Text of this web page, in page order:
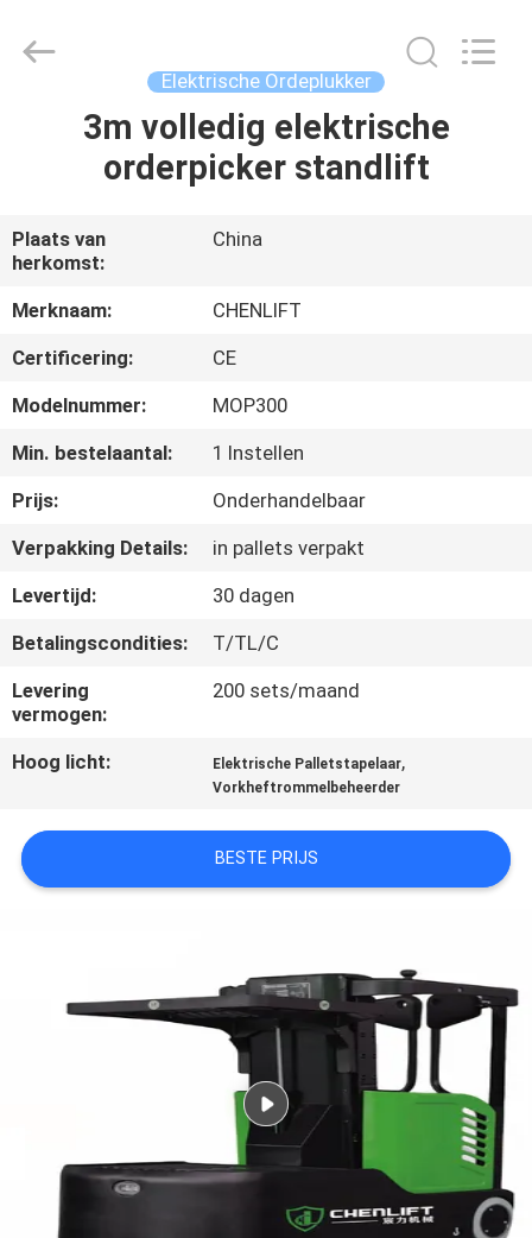
OVER
ONS
FABRIEKSTOCHT
KWALITEITSCONTROLE
NEEM
CONTACT
MET
OP
NIEUWS
VRAAG
EEN
SITEMAP
PRIVACYBELEID
LTD.
Elektrische Ordeplukker
3m volledig elektrische
orderpicker standlift
Plaats van
herkomst:
China
Merknaam:
CHENLIFT
Certificering:
CE
Modelnummer:
MOP300
Min. bestelaantal:
1 Instellen
Prijs:
Onderhandelbaar
Verpakking Details:
in pallets verpakt
Levertijd:
30 dagen
Betalingscondities:
T/TL/C
Levering
vermogen:
200 sets/maand
Hoog licht: Elektrische Palletstapelaar,
Vorkheftrommelbeheerder
BESTE PRIJS